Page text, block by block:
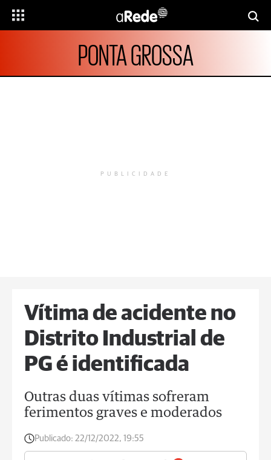
PONTA GROSSA
PUBLICIDADE
Vítima de acidente no
Distrito Industrial de
PG é identificada
Outras duas vítimas sofreram
ferimentos graves e moderados
Publicado: 22/12/2022, 19:55